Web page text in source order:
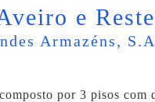
e
Armazéns,
por 3 pisos com